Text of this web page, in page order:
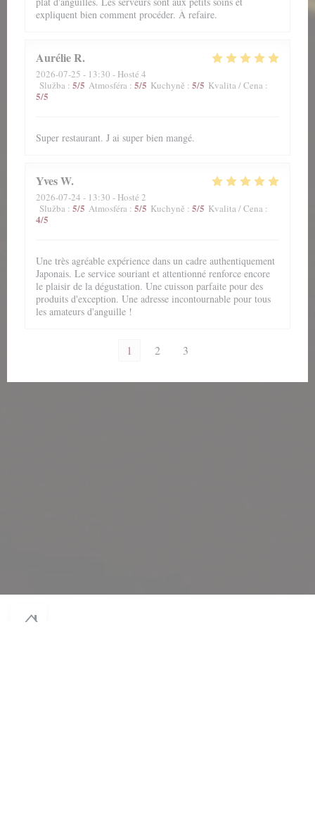
expliquent bien comment procéder. À refaire.
AurélieR
2026-07-25 - 13:30 - Hosté 4
Služba : 5/5 Atmosféra : 5/5 Kuchyně : 5/5 Kvalita / Cena :
5/5
Super restaurant. J ai super bien mangé.
YvesW
2026-07-24 - 13:30 - Hosté 2
Služba : 5/5 Atmosféra : 5/5 Kuchyně : 5/5 Kvalita / Cena :
4/5
Une très agréable expérience dans un cadre authentiquement
Japonais. Le service souriant et attentionné renforce encore
le plaisir de la dégustation. Une cuisson parfaite pour des
produits d'exception. Une adresse incontournable pour tous
les amateurs d'anguille !
1 2 3